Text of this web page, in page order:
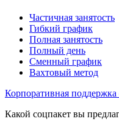
Частичная занятость
Гибкий график
Полная занятость
Полный день
Сменный график
Вахтовый метод
Корпоративная поддержка
Какой соцпакет вы